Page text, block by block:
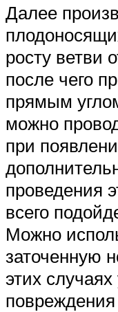
Далее
росту ветви
после чего
прямым
можно
при
проведения
всего
Можно
заточенную
этих
повреждения